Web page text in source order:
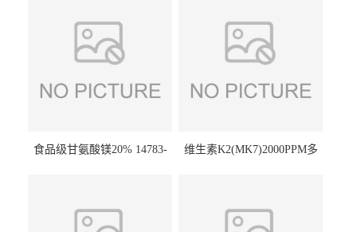
食品级甘氨酸镁20% 14783-
维生素K2(MK7)2000PPM多